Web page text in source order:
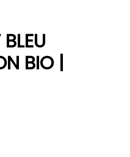
BIO |